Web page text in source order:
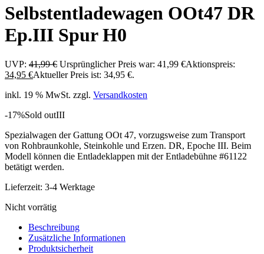
Selbstentladewagen OOt47 DR
Ep.III Spur H0
UVP: 41,99€ Ursprünglicher Preis war: 41,99 €Aktionspreis:
34,95 €Aktueller Preis ist: 34,95 €.
inkl. 19 % MwSt. zzgl. Versandkosten
-17%Sold outIII
Spezialwagen der Gattung OOt 47, vorzugsweise zum Transport
von Rohbraunkohle, Steinkohle und Erzen. DR, Epoche III. Beim
Modell können die Entladeklappen mit der Entladebühne #61122
betätigt werden.
Lieferzeit: 3-4 Werktage
Nicht vorrätig
Beschreibung
Zusätzliche Informationen
Produktsicherheit